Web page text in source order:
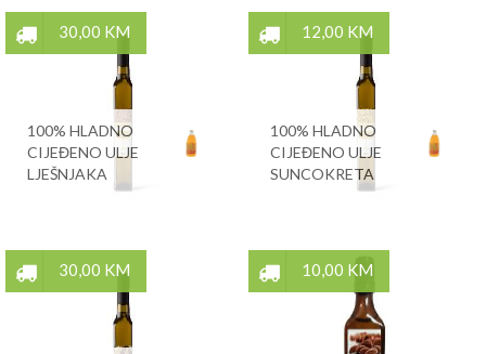
30,00 KM
100% HLADNO
CIJEĐENO ULJE
LJEŠNJAKA
12,00 KM
100% HLADNO
CIJEĐENO ULJE
SUNCOKRETA
30,00 KM 10,00 KM